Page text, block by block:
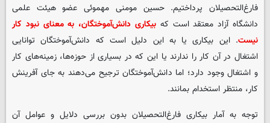
فارغ‌التحصیلان پرداختیم. حسین مومنی مهموئی عضو هیئت علمی
دانشگاه آزاد معتقد است که بیکاری دانش‌آموختگان، به معنای نبود کار
نیست. این بیکاری یا به این دلیل است که دانش‌آموختگان توانایی
اشتغال در آن کار را ندارند یا این که در بسیاری از حوزه‌ها، زمینه‌های کار
و اشتغال وجود دارد؛ اما دانش‌آموختگان ترجیح می‌دهند به جای آفرینش
کار، منتظر استخدام بمانند.
توجه به آمار بیکاری فارغ‌التحصیلان بدون بررسی دلایل و عوامل آن